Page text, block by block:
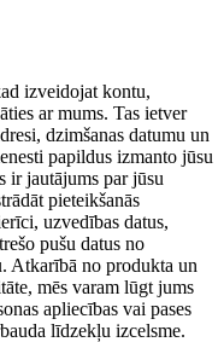
izveidojat kontu,
ar mums. Tas ietver
dzimšanas datumu un
papildus izmanto jūsu
ir jautājums par jūsu
pieteikšanās
uzvedības datus,
pušu datus no
Atkarībā no produkta un
mēs varam lūgt jums
apliecības vai pases
līdzekļu izcelsme.